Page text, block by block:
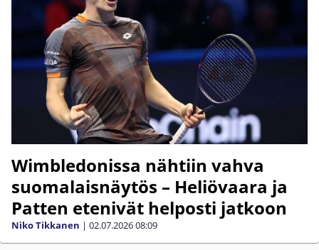
Wimbledonissa nähtiin vahva
suomalaisnäytös – Heliövaara ja
Patten etenivät helposti jatkoon
Niko Tikkanen | 02.07.202608:09